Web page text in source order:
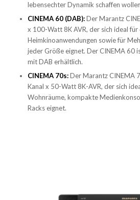
lebensechter Dynamik schaffen
CINEMA 60 (DAB):Der Marantz
x 100-Watt 8K AVR, der sich ideal
Heimkinoanwendungen sowie für
jeder Größe eignet. Der CINEMA 60
mit DAB erhältlich.
CINEMA 70s:Der Marantz CINEMA
Kanal x 50-Watt 8K-AVR, der sich
Wohnräume, kompakte
Racks eignet.